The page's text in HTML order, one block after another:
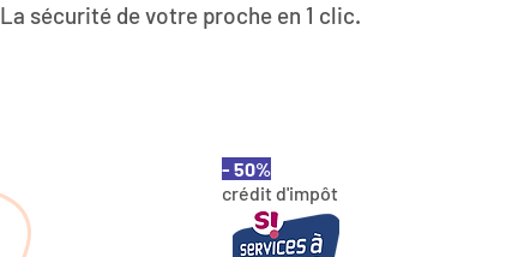
La sécurité de votre proche en 1 clic.
- 50%
crédit d'impôt